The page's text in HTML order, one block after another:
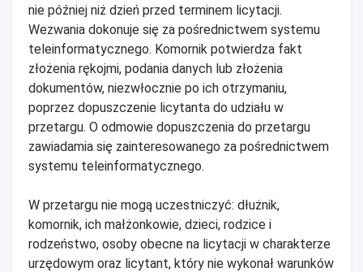
nie później niż dzień przed terminem licytacji.
Wezwania dokonuje się za pośrednictwem systemu
teleinformatycznego. Komornik potwierdza fakt
złożenia rękojmi, podania danych lub złożenia
dokumentów, niezwłocznie po ich otrzymaniu,
poprzez dopuszczenie licytanta do udziału w
przetargu. O odmowie dopuszczenia do przetargu
zawiadamia się zainteresowanego za pośrednictwem
systemu teleinformatycznego.
W przetargu nie mogą uczestniczyć: dłużnik,
komornik, ich małżonkowie, dzieci, rodzice i
rodzeństwo, osoby obecne na licytacji w charakterze
urzędowym oraz licytant, który nie wykonał warunków